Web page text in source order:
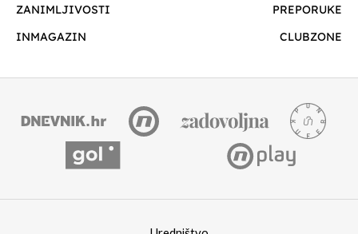
ZANIMLJIVOSTI
PREPORUKE
INMAGAZIN
CLUBZONE